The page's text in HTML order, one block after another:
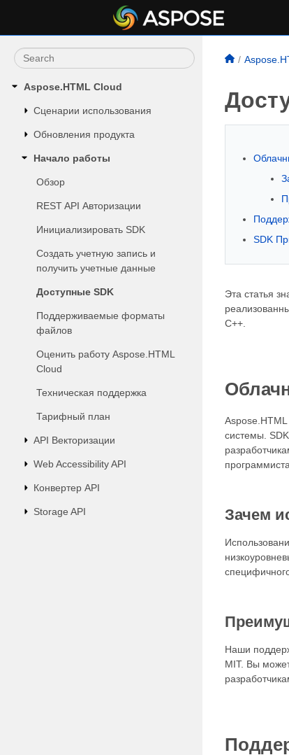
Aspose.HTML Cloud
Сценарии использования
Обновления продукта
Начало работы
Обзор
REST API Авторизации
Инициализировать SDK
Создать учетную запись и
получить учетные данные
Доступные SDK
Поддерживаемые форматы
файлов
Оценить работу Aspose.HTML
Cloud
Техническая поддержка
Тарифный план
API Векторизации
Web Accessibility API
Конвертер API
Storage API
SDK
Эта статья
С++.
системы.
Зачем
Наши
MIT. Вы